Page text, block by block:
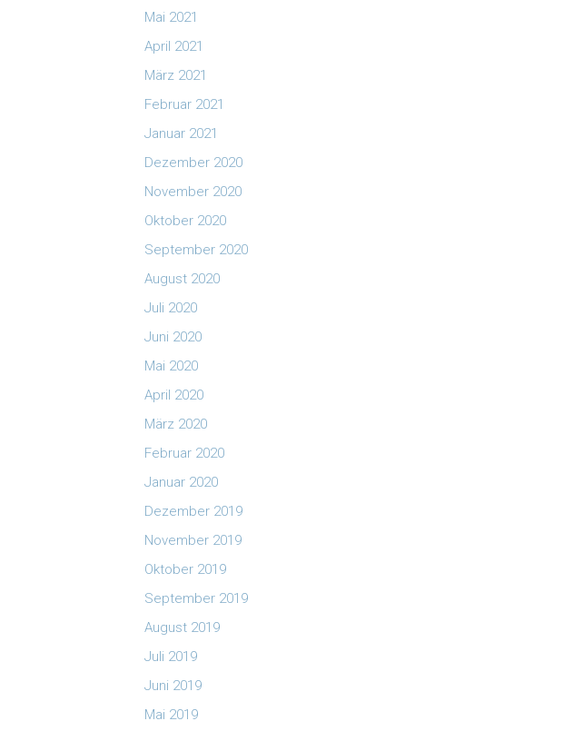
Mai 2021
April 2021
März 2021
Februar 2021
Januar 2021
Dezember 2020
November 2020
Oktober 2020
September 2020
August 2020
Juli 2020
Juni 2020
Mai 2020
April 2020
März 2020
Februar 2020
Januar 2020
Dezember 2019
November 2019
Oktober 2019
September 2019
August 2019
Juli 2019
Juni 2019
Mai 2019